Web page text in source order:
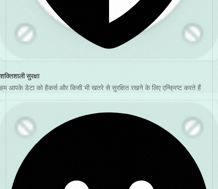
शक्तिशाली सुरक्षा
हम आपके डेटा को हैकर्स और किसी भी खतरे से सुरक्षित रखने के लिए एन्क्रिप्ट करते हैं